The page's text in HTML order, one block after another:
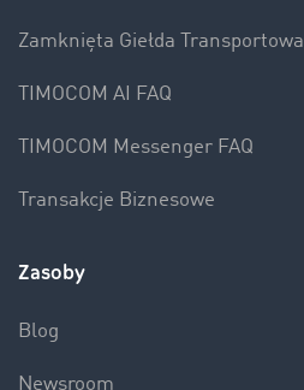
Zamknięta Giełda Transportowa
TIMOCOM AI FAQ
TIMOCOM Messenger FAQ
Transakcje Biznesowe
Zasoby
Blog
Newsroom